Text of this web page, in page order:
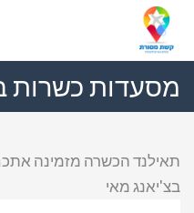
מסעדות כשרות
תאילנד הכשרה מזמינה
בצ'יאנג מאי